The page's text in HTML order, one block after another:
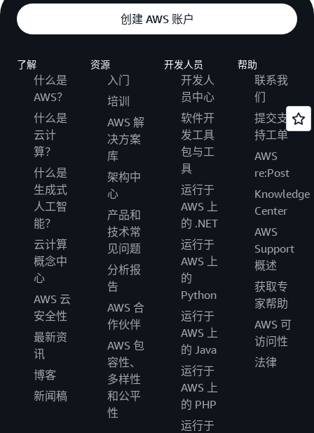
创建 AWS 账户
了解
什么是
AWS？
什么是
云计
算？
什么是
生成式
人工智
能？
云计算
概念中
心
AWS 云
安全性
最新资
讯
博客
新闻稿
资源
入门
培训
AWS 解
决方案
库
架构中
心
产品和
技术常
见问题
分析报
告
AWS 合
作伙伴
AWS 包
容性、
多样性
和公平
性
开发人员
开发人
员中心
软件开
发工具
包与工
具
运行于
AWS 上
的 .NET
运行于
AWS 上
的
Python
运行于
AWS 上
的 Java
运行于
AWS 上
的 PHP
运行于
帮助
联系我
们
提交支
持工单
AWS
re:Post
Knowledge
Center
AWS
Support
概述
获取专
家帮助
AWS 可
访问性
法律